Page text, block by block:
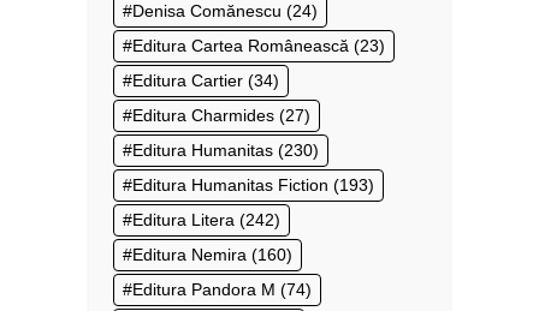
Denisa Comănescu (24)
Editura Cartea Românească (23)
Editura Cartier (34)
Editura Charmides (27)
Editura Humanitas (230)
Editura Humanitas Fiction (193)
Editura Litera (242)
Editura Nemira (160)
Editura Pandora M (74)